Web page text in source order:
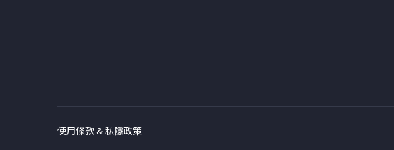
使用條款 & 私隱政策